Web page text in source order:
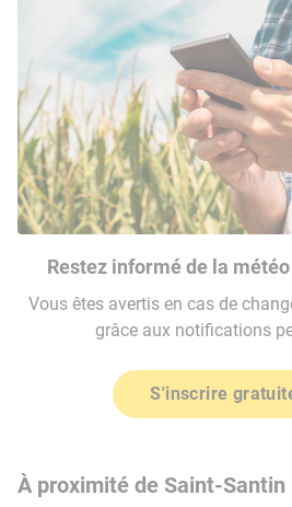
Restez informé de la
Vous êtes avertis en cas de
grâce aux notifications
S'inscrire
À proximité de Saint-Santin